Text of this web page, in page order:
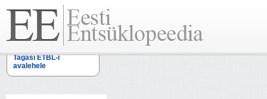
Tagasi ETBL-i
avalehele